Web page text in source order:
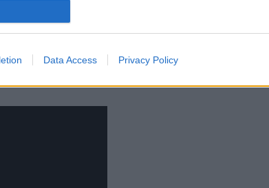
Data Access Privacy Policy
Facebook-
muusikot